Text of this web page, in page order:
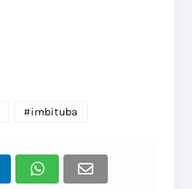
#imbituba